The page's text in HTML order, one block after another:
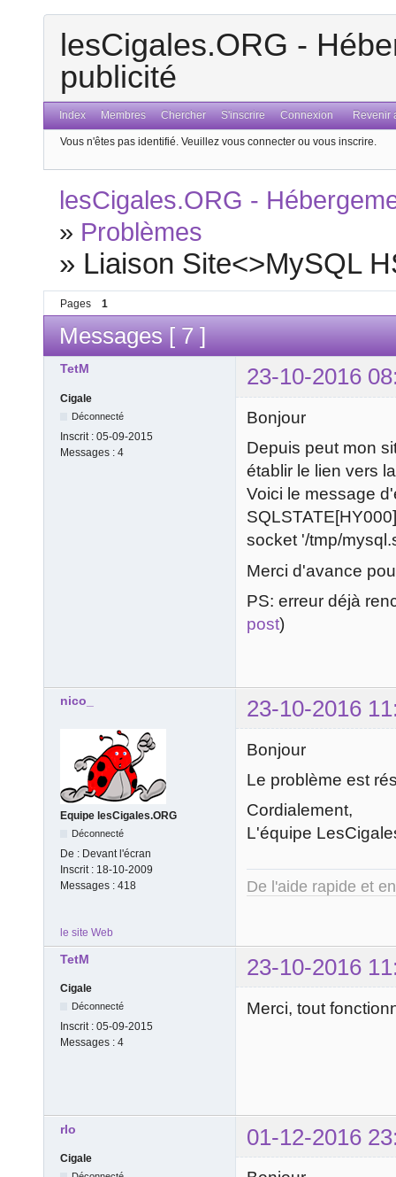
lesCigales.ORG -
publicité
Index Membres Chercher S'inscrire Connexion Revenir
Vous n'êtes pas identifié. Veuillez vous connecter ou vous inscrire.
lesCigales.ORG -
» Problèmes
» Liaison Site<>MySQL
Pages 1
Messages [ 7 ]
TetM 23-10-2016
Cigale
Déconnecté
Inscrit : 05-09-2015
Messages : 4
Bonjour
Depuis peut mon
établir le lien vers
Voici le message
socket '/tmp/
Merci d'avance
PS: erreur déjà
post)
nico_ 23-10-2016
Equipe lesCigales.ORG
Déconnecté
De : Devant l'écran
Inscrit : 18-10-2009
Messages : 418
Bonjour
Le problème est
Cordialement,
L'équipe
De l'aide rapide et
le site Web
TetM 23-10-2016
Cigale
Déconnecté
Inscrit : 05-09-2015
Messages : 4
Merci, tout
rlo 01-12-2016
Cigale